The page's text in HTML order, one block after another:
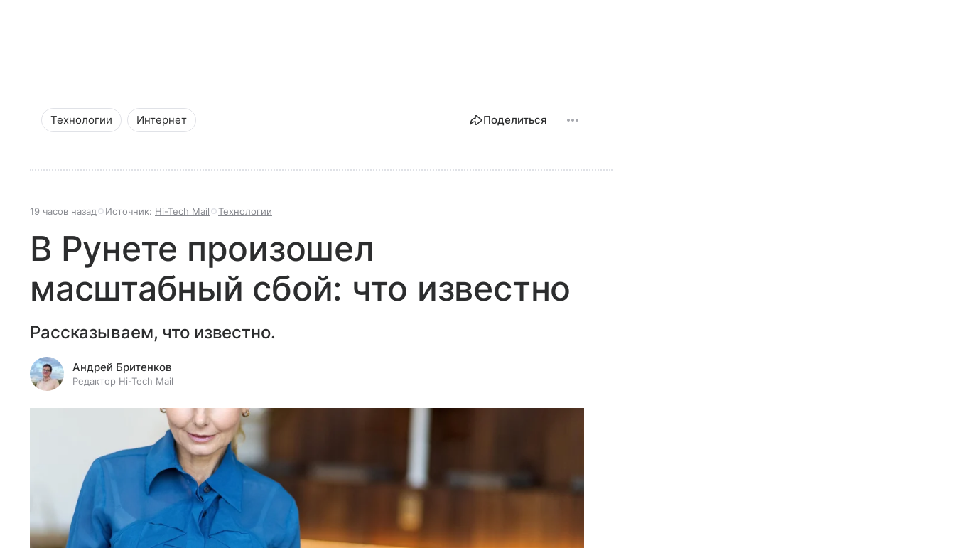
Технологии Интернет Поделиться
19 часов назад Источник: Hi-Tech Mail Технологии
В Рунете произошел
масштабный сбой: что известно
Рассказываем, что известно.
Андрей Бритенков
Редактор Hi-Tech Mail